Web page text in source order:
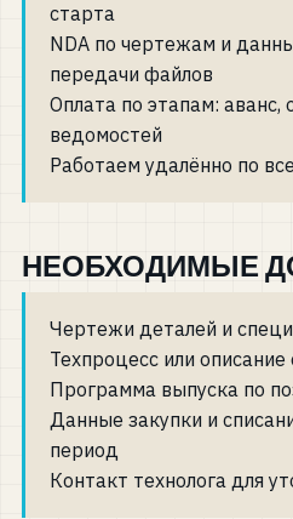
старта
NDA по чертежам и
передачи файлов
Оплата по этапам: аванс,
ведомостей
Работаем удалённо по
НЕОБХОДИМЫЕ
Чертежи деталей и
Техпроцесс или
Программа выпуска по
Данные закупки и
период
Контакт технолога для